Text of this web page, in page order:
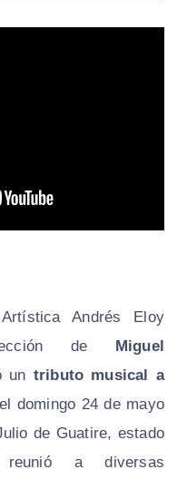
Andrés Eloy
de Miguel
un tributo musical a
domingo 24 de mayo
de Guatire, estado
a diversas